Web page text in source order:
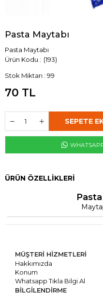
Pasta Maytabı
Pasta Maytabı
(193)
Stok Miktarı : 99
70 TL
ÜRÜN ÖZELLIKLERI
MÜŞTERİ HİZMETLERİ
Hakkımızda
Konum
Whatsapp Tıkla Bilgi Al
BİLGİLENDİRME